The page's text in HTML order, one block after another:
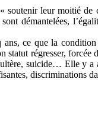
leur moitié de
démantelées,
ce que la
régresser,
suicide… Elle y
discriminations